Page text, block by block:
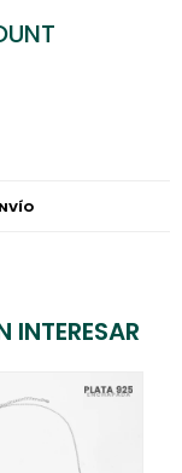
INTERESAR